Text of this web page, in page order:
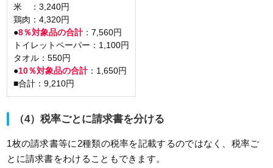
米 ：3,240円
鶏肉：4,320円
●8％対象品の合計：7,560円
トイレットペーパー：1,100円
タオル：550円
●10％対象品の合計：1,650円
■合計：9,210円
（4）税率ごとに請求書を分ける
1枚の請求書等に2種類の税率を記載するのではなく、税率ご
とに請求書をわけることもできます。